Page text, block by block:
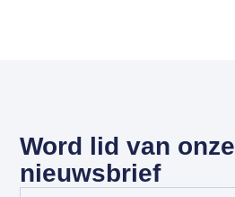
Word lid van onze
nieuwsbrief